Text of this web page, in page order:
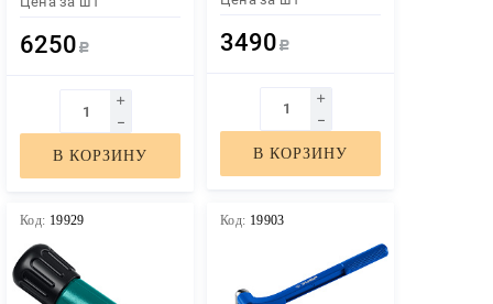
стали (23508-10)
6250 Р
В КОРЗИНУ
развальцовка,
(23610)
3490 Р
В КОРЗИНУ
Код: 19929 Код: 19903